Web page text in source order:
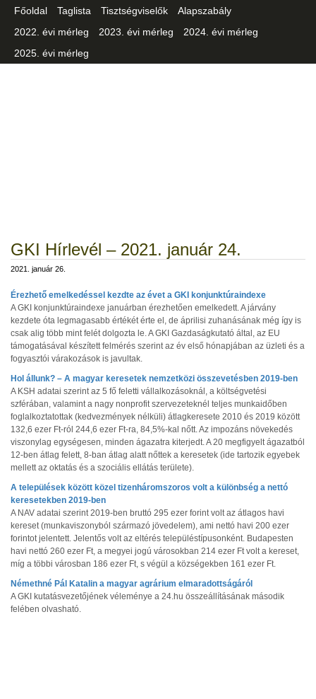
Főoldal Taglista Tisztségviselők
Alapszabály
2022. évi mérleg
2023. évi mérleg
2024. évi mérleg
2025. évi mérleg
GKI Hírlevél – 2021. január 24.
2021. január 26.
Érezhető emelkedéssel kezdte az évet a GKI konjunktúraindexe
A GKI konjunktúraindexe januárban érezhetően emelkedett. A járvány
kezdete óta legmagasabb értékét érte el, de áprilisi zuhanásának még így is
csak alig több mint felét dolgozta le. A GKI Gazdaságkutató által, az EU
támogatásával készített felmérés szerint az év első hónapjában az üzleti és a
fogyasztói várakozások is javultak.
Hol állunk? – A magyar keresetek nemzetközi összevetésben 2019-ben
A KSH adatai szerint az 5 fő feletti vállalkozásoknál, a költségvetési
szférában, valamint a nagy nonprofit szervezeteknél teljes munkaidőben
foglalkoztatottak (kedvezmények nélküli) átlagkeresete 2010 és 2019 között
132,6 ezer Ft-ról 244,6 ezer Ft-ra, 84,5%-kal nőtt. Az impozáns növekedés
viszonylag egységesen, minden ágazatra kiterjedt. A 20 megfigyelt ágazatból
12-ben átlag felett, 8-ban átlag alatt nőttek a keresetek (ide tartozik egyebek
mellett az oktatás és a szociális ellátás területe).
A települések között közel tizenháromszoros volt a különbség a nettó
keresetekben 2019-ben
A NAV adatai szerint 2019-ben bruttó 295 ezer forint volt az átlagos havi
kereset (munkaviszonyból származó jövedelem), ami nettó havi 200 ezer
forintot jelentett. Jelentős volt az eltérés településtípusonként. Budapesten
havi nettó 260 ezer Ft, a megyei jogú városokban 214 ezer Ft volt a kereset,
míg a többi városban 186 ezer Ft, s végül a községekben 161 ezer Ft.
Némethné Pál Katalin a magyar agrárium elmaradottságáról
A GKI kutatásvezetőjének véleménye a 24.hu összeállításának második
felében olvasható.